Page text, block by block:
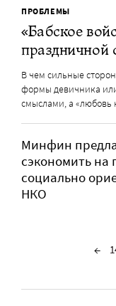
ПРОБЛЕМЫ
«Бабское
праздничной
В чем сильные
формы девичника
смыслами, а «любовь
Минфин
сэкономить на
социально
НКО
←